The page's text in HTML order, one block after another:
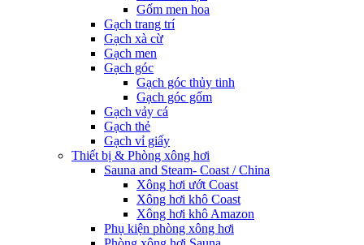
Gốm men hoa
Gạch trang trí
Gạch xà cừ
Gạch men
Gạch góc
Gạch góc thủy tinh
Gạch góc gốm
Gạch vảy cá
Gạch thẻ
Gạch vỉ giấy
Thiết bị & Phòng xông hơi
Sauna and Steam- Coast / China
Xông hơi ướt Coast
Xông hơi khô Coast
Xông hơi khô Amazon
Phụ kiện phòng xông hơi